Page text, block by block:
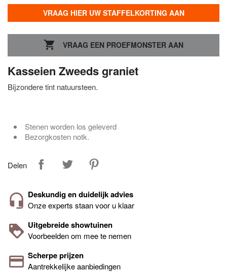
VRAAG HIER UW STAFFELKORTING AAN
 VRAAG EEN PROEFMONSTER AAN
Kasseien Zweeds graniet
Bijzondere tint natuursteen.
Stenen worden los geleverd
Bezorgkosten notk.
Delen
Deskundig en duidelijk advies
Onze experts staan voor u klaar
Uitgebreide showtuinen
Voorbeelden om mee te nemen
Scherpe prijzen
Aantrekkelijke aanbiedingen